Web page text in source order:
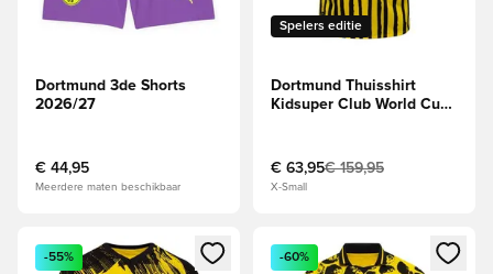
Dortmund 3de Shorts
2026/27
€ 44,95
Meerdere maten beschikbaar
Spelers editie
Dortmund Thuisshirt
Kidsuper Club World Cup
€ 63,95€ 159,95
X-Small
Opent een venster om in te loggen of je aan te melden als
-55%
Opent een venster om in te
-60%